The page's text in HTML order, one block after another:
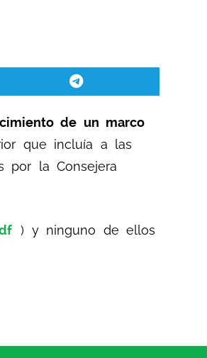
de un marco
que incluía a las
por la Consejera
) y ninguno de ellos